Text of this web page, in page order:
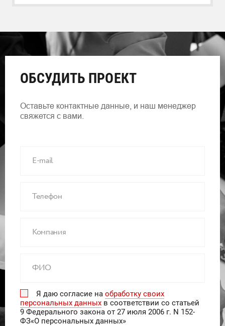
ОБСУДИТЬ ПРОЕКТ
Оставьте контактные данные, и наш менеджер
свяжется с вами.
Я даю согласие на обработку своих
персональных данных в соответствии со статьей
9 Федерального закона от 27 июля 2006 г. N 152-
ФЗ«О персональных данных»